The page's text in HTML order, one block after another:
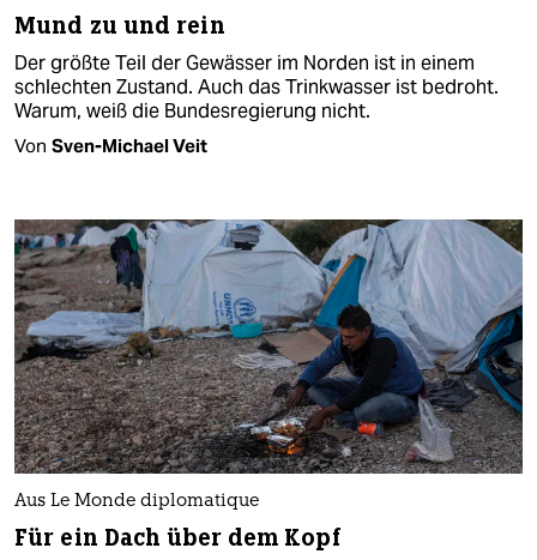
Mund zu und rein
Der größte Teil der Gewässer im Norden ist in einem
schlechten Zustand. Auch das Trinkwasser ist bedroht.
Warum, weiß die Bundesregierung nicht.
Von Sven-Michael Veit
Aus Le Monde diplomatique
Für ein Dach über dem Kopf